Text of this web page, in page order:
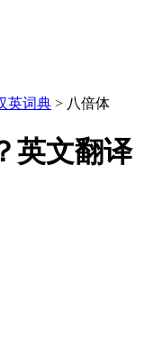
英词典 > 八倍体
英文翻译